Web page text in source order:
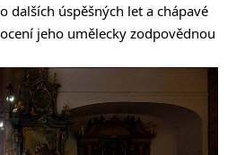
dalších úspěšných let a chápavé
jeho umělecky zodpovědnou